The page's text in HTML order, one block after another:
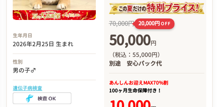
生年月日
2026年2月25日 生まれ
性別
男の子♂
遺伝子病検査
70,000円 20,000円OFF
50,000円
（税込：55,000円）
別途 安心パック代
あんしんお迎えMAX70%割
100ヶ月生命保障付き！